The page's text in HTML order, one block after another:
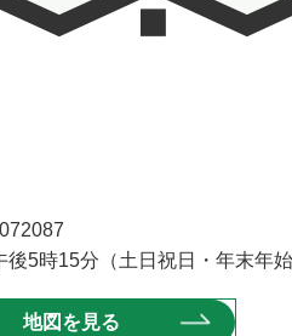
5時15分（土日祝日・年末年始
地図を見る